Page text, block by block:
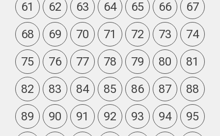
61 62 63 64 65 66
67
68
69 70 71 72 73
74
75
76 77 78 79 80
81
82
83 84 85 86 87
88
89
90 91 92 93 94
95